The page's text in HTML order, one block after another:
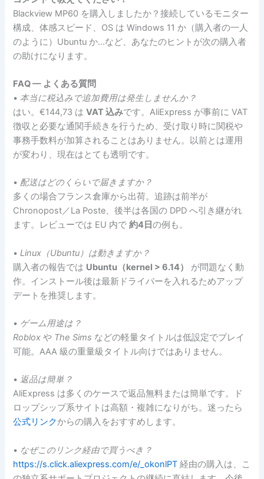
Blackview MP60 を購入しましたか？接続しているモニター
構成、体感スピード、OS は Windows 11 か（購入者の一人
のように）Ubuntu か…など、あなたのヒントが次の購入者
の助けになります。
FAQ — よくある質問
• 本当に税込みで追加費用は発生しませんか？
はい。€144,73 はVAT 込みです。AliExpress が事前に VAT
徴収と必要な通関手続きを行うため、受け取り時に関税や
事務手数料が加算されることはありません。以前とは運用
が変わり、現在はとても透明です。
• 配送はどのくらいで届きますか？
多くの場合フランス倉庫から出荷。追跡は前半が
Chronopost／La Poste、後半は各国の DPD へ引き継がれ
ます。レビューでは EU 内で約4日の例も。
•Linux（Ubuntu）は動きますか？
購入者の報告では Ubuntu（kernel > 6.14）
が問題なく動
作。インストール後は最新ドライバーを入れるためアップ
デートを推奨します。
• ゲーム用途は？
Roblox や The Sims などの軽量タイトルは低設定でプレイ
可能。AAA 級の重量級タイトル向けではありません。
• 返品は簡単？
AliExpress は多くのケースで返品無料または簡単です。ド
ロップシップ系サイトは高額・複雑になりがち。迷ったら
公式リンクからの購入をおすすめします。
• なぜこのリンク経由で買うべき？
https://s.click.aliexpress.com/e/_okonlPT 経由の購入は、こ